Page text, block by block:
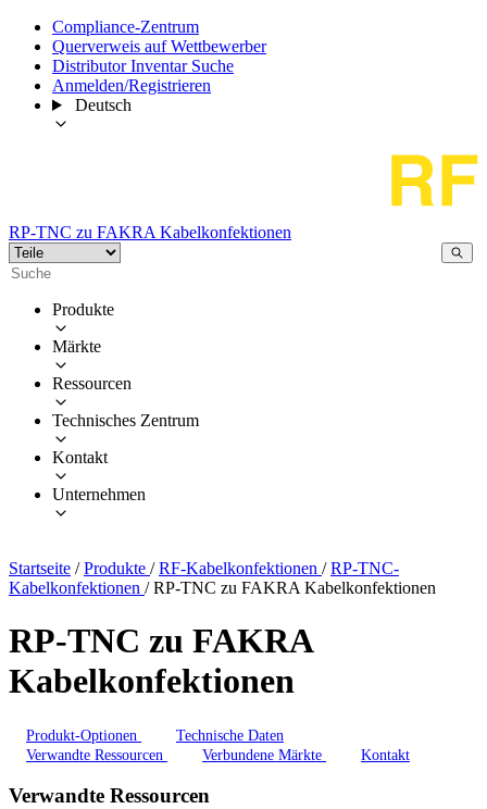
Compliance-Zentrum
Querverweis auf Wettbewerber
Distributor Inventar Suche
Anmelden/Registrieren
Deutsch
RP-TNC zu FAKRA Kabelkonfektionen
Produkte
Märkte
Ressourcen
Technisches Zentrum
Kontakt
Unternehmen
Startseite / Produkte / RF-Kabelkonfektionen / RP-TNC-
Kabelkonfektionen / RP-TNC zu FAKRA Kabelkonfektionen
RP-TNC zu FAKRA
Kabelkonfektionen
Produkt-Optionen
Technische Daten
Verwandte Ressourcen
Verbundene Märkte Kontakt
Verwandte Ressourcen